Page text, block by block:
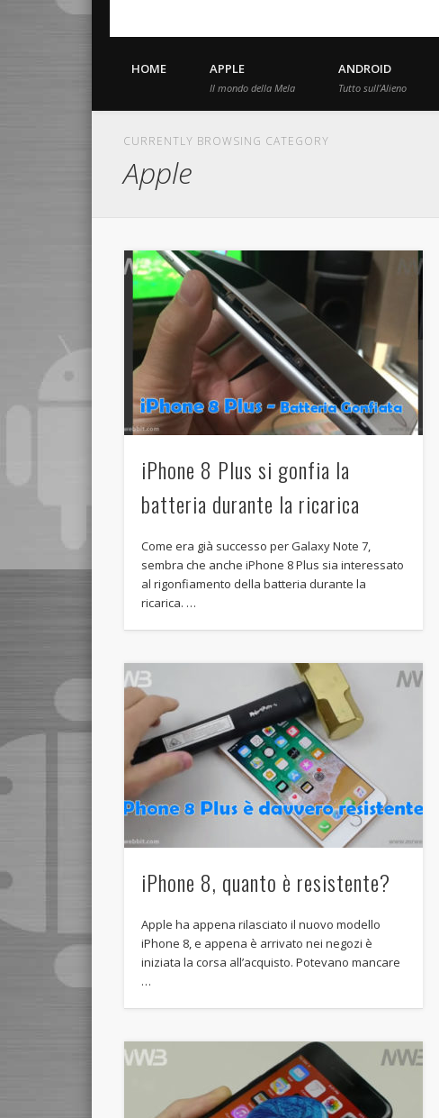
HOME APPLE
Il mondo della Mela
ANDROID
Tutto sull’Alieno
CURRENTLY BROWSING CATEGORY
Apple
iPhone 8 Plus si gonfia la
batteria durante la ricarica
Come era già successo per Galaxy Note 7,
sembra che anche iPhone 8 Plus sia interessato
al rigonfiamento della batteria durante la
ricarica. …
iPhone 8, quanto è resistente?
Apple ha appena rilasciato il nuovo modello
iPhone 8, e appena è arrivato nei negozi è
iniziata la corsa all’acquisto. Potevano mancare
…